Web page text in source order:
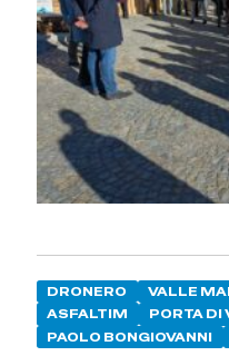
DRONERO VALLE
ASFALTIM
PORTA DI
PAOLO BONGIOVANNI